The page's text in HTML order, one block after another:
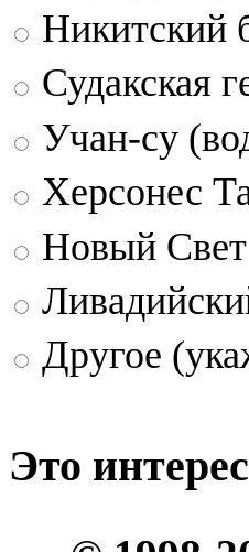
Никитский
Судакская
Учан-су
Херсонес
Новый
Другое
Это